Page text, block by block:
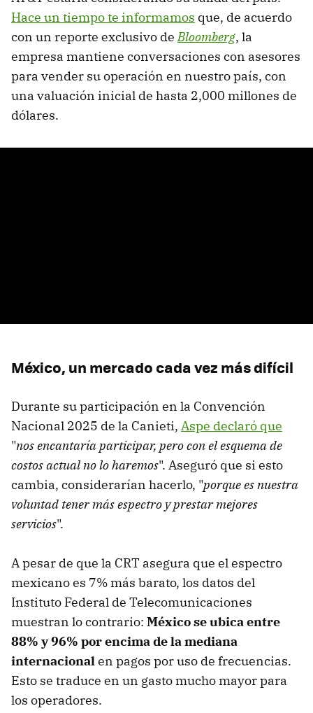
Hace un tiempo te informamos que, de acuerdo
con un reporte exclusivo deBloomberg, la
empresa mantiene conversaciones con asesores
para vender su operación en nuestro país, con
una valuación inicial de hasta 2,000 millones de
dólares.
México, un mercado cada vez más difícil
Durante su participación en la Convención
Nacional 2025 de la Canieti, Aspe declaró que
"nos encantaría participar, pero con el esquema de
costos actual no lo haremos". Aseguró que si esto
cambia, considerarían hacerlo, "porque es nuestra
voluntad tener más espectro y prestar mejores
servicios".
A pesar de que la CRT asegura que el espectro
mexicano es 7% más barato, los datos del
Instituto Federal de Telecomunicaciones
muestran lo contrario: México se ubica entre
88% y 96% por encima de la mediana
internacionalen pagos por uso de frecuencias.
Esto se traduce en un gasto mucho mayor para
los operadores.